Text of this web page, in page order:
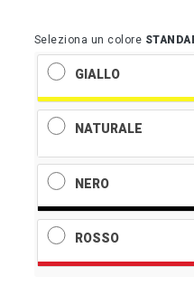
Seleziona un colore
GIALLO
NATURALE
NERO
ROSSO